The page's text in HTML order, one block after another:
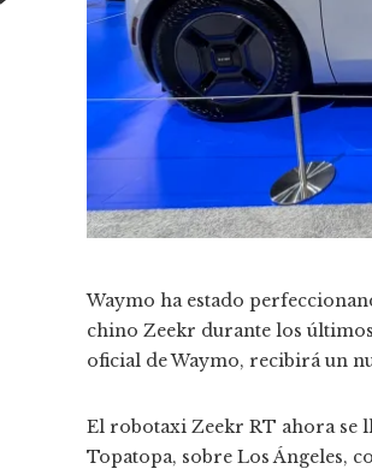
Waymo ha estado
chino Zeekr durante los
oficial de Waymo, recibirá un
El robotaxi Zeekr RT ahora se
Topatopa, sobre Los Ángeles,